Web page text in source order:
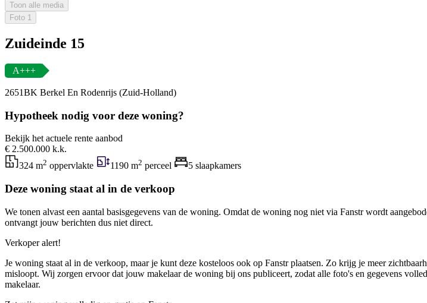
Toon alle media
Foto 1
Zuideinde 15
A+++
2651BK Berkel En Rodenrijs (Zuid-Holland)
Hypotheek nodig voor deze woning?
Bekijk het actuele rente aanbod
€ 2.500.000 k.k.
324 m2 oppervlakte 1190 m2 perceel 5 slaapkamers
Deze woning staat al in de verkoop
We tonen alvast een aantal basisgegevens van de woning. Omdat de woning nog niet via Fanstr wordt
ontvangt jouw berichten dus niet direct.
Verkoper alert!
Je woning staat al in de verkoop, maar je kunt deze kosteloos ook op Fanstr plaatsen. Zo krijg je meer
misloopt. Wij zorgen ervoor dat jouw makelaar de woning bij ons publiceert, zodat alle foto's en gegevens
makelaar.